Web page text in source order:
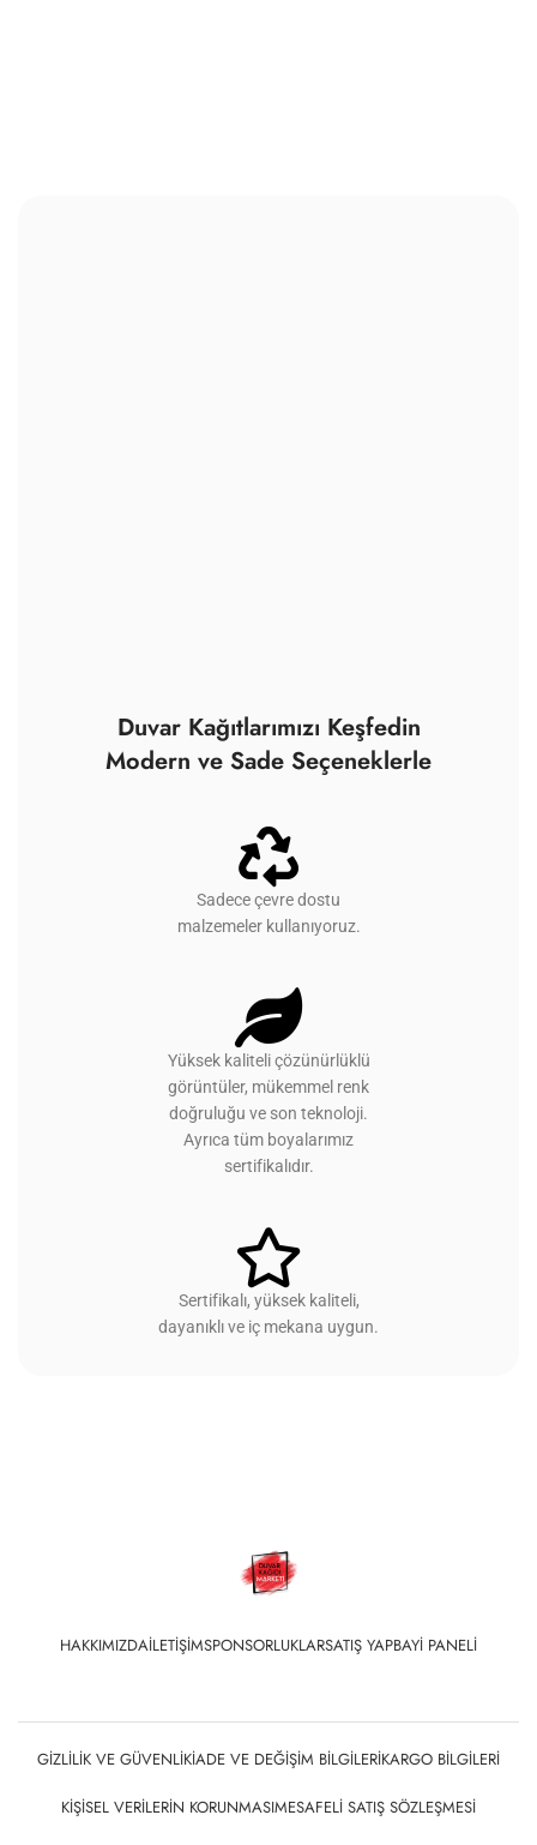
Duvar Kağıtlarımızı Keşfedin
Modern ve Sade Seçeneklerle
Sadece çevre dostu
malzemeler kullanıyoruz.
Yüksek kaliteli çözünürlüklü
görüntüler, mükemmel renk
doğruluğu ve son teknoloji.
Ayrıca tüm boyalarımız
sertifikalıdır.
Sertifikalı, yüksek kaliteli,
dayanıklı ve iç mekana uygun.
HAKKIMIZDAİLETIŞIMSPONSORLUKLARSATIŞ YAPBAYI PANELI
GIZLILIK VE GÜVENLIKİADE VE DEĞIŞIM BILGILERIKARGO BILGILERI
KIŞISEL VERILERIN KORUNMASIMESAFELI SATIŞ SÖZLEŞMESI